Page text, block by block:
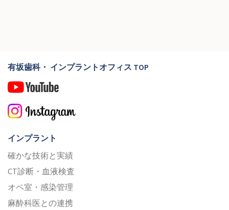
有坂歯科・ インプラントオフィス TOP
インプラント
確かな技術と実績
CT診断・血液検査
オペ室・感染管理
麻酔科医との連携